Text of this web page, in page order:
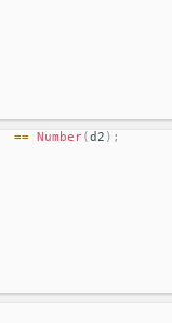
== Number(d2 ) ;